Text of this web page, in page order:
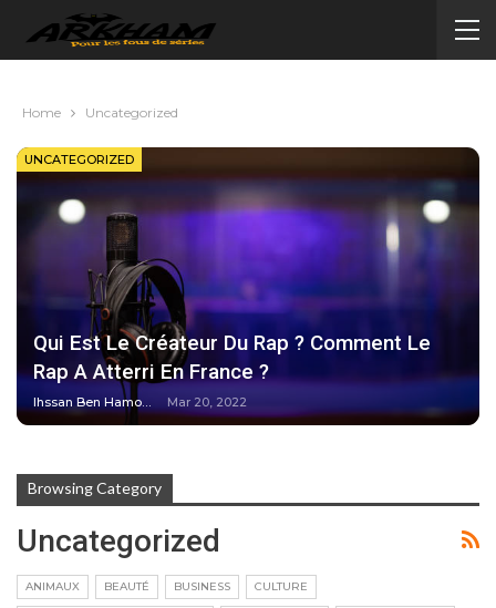
Home Uncategorized
UNCATEGORIZED
Qui Est Le Créateur Du Rap ? Comment Le
Rap A Atterri En France ?
Mar 20, 2022
Browsing Category
Uncategorized
ANIMAUX BEAUTÉ BUSINESS CULTURE